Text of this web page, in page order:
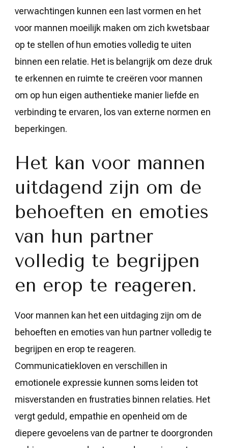
verwachtingen kunnen een last vormen en het
voor mannen moeilijk maken om zich kwetsbaar
op te stellen of hun emoties volledig te uiten
binnen een relatie. Het is belangrijk om deze druk
te erkennen en ruimte te creëren voor mannen
om op hun eigen authentieke manier liefde en
verbinding te ervaren, los van externe normen en
beperkingen.
Het kan voor mannen
uitdagend zijn om de
behoeften en emoties
van hun partner
volledig te begrijpen
en erop te reageren.
Voor mannen kan het een uitdaging zijn om de
behoeften en emoties van hun partner volledig te
begrijpen en erop te reageren.
Communicatiekloven en verschillen in
emotionele expressie kunnen soms leiden tot
misverstanden en frustraties binnen relaties. Het
vergt geduld, empathie en openheid om de
diepere gevoelens van de partner te doorgronden